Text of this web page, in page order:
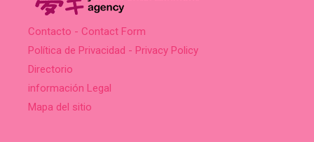
Contacto - Contact Form
Política de Privacidad - Privacy Policy
Directorio
información Legal
Mapa del sitio